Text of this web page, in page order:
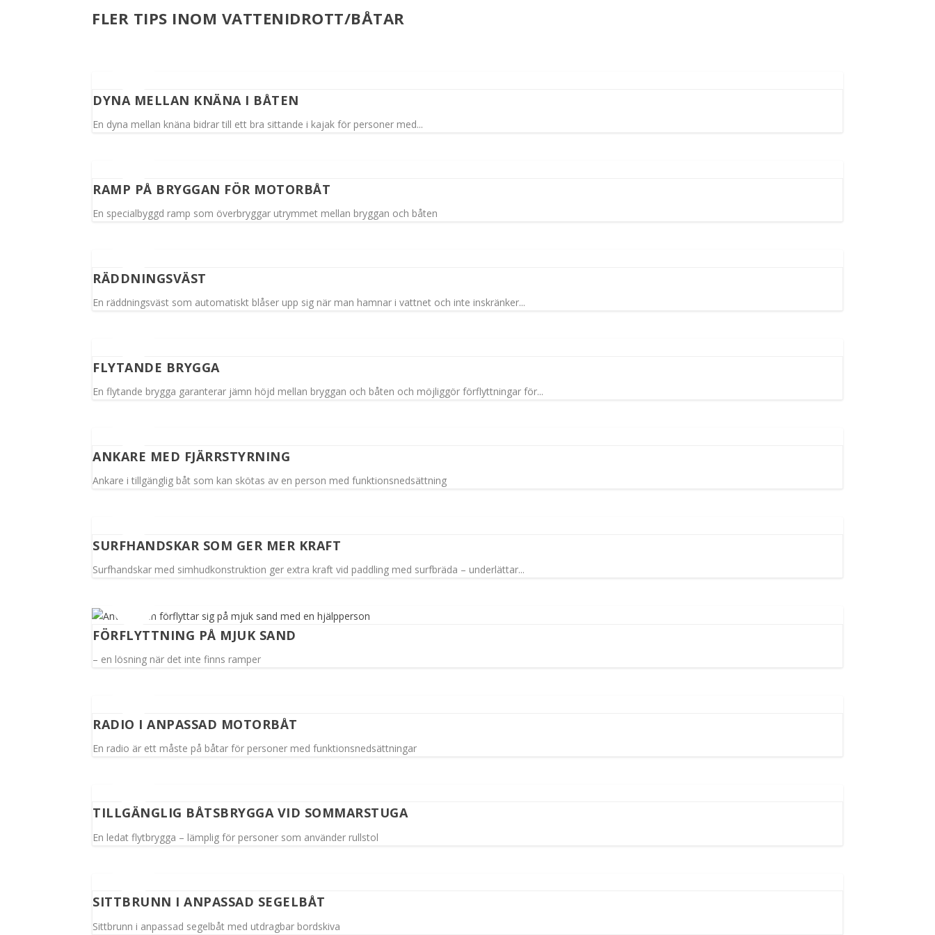
FLER TIPS INOM VATTENIDROTT/BÅTAR
DYNA MELLAN KNÄNA I BÅTEN
En dyna mellan knäna bidrar till ett bra sittande i kajak för personer med...
RAMP PÅ BRYGGAN FÖR MOTORBÅT
En specialbyggd ramp som överbryggar utrymmet mellan bryggan och båten
RÄDDNINGSVÄST
En räddningsväst som automatiskt blåser upp sig när man hamnar i vattnet och inte inskränker...
FLYTANDE BRYGGA
En flytande brygga garanterar jämn höjd mellan bryggan och båten och möjliggör förflyttningar för...
ANKARE MED FJÄRRSTYRNING
Ankare i tillgänglig båt som kan skötas av en person med funktionsnedsättning
SURFHANDSKAR SOM GER MER KRAFT
Surfhandskar med simhudkonstruktion ger extra kraft vid paddling med surfbräda – underlättar...
FÖRFLYTTNING PÅ MJUK SAND
– en lösning när det inte finns ramper
RADIO I ANPASSAD MOTORBÅT
En radio är ett måste på båtar för personer med funktionsnedsättningar
TILLGÄNGLIG BÅTSBRYGGA VID SOMMARSTUGA
En ledat flytbrygga – lämplig för personer som använder rullstol
SITTBRUNN I ANPASSAD SEGELBÅT
Sittbrunn i anpassad segelbåt med utdragbar bordskiva